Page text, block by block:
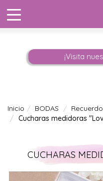
¡Visita
Inicio BODAS
Cucharas medidoras
CUCHARAS